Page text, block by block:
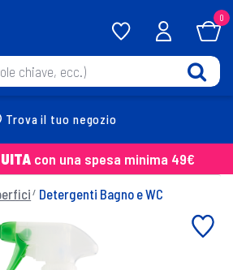
0
Trova il tuo negozio
con una spesa minima 49€
Detergenti Bagno e WC